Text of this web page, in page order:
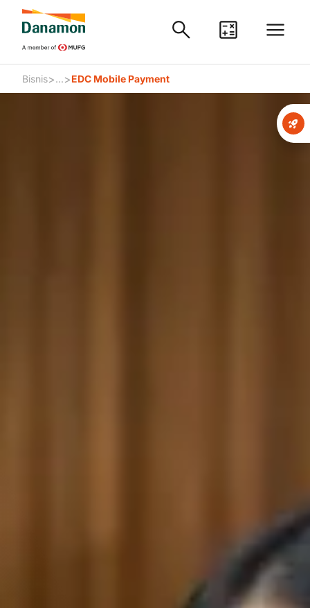
Bisnis>...>EDC Mobile Payment